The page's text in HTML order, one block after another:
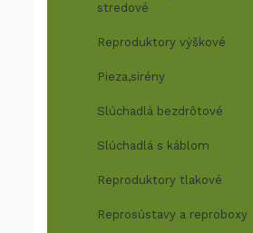
stredové
Reproduktory výškové
Pieza,sirény
Slúchadlá bezdrôtové
Slúchadlá s káblom
Reproduktory tlakové
Reprosústavy a reproboxy